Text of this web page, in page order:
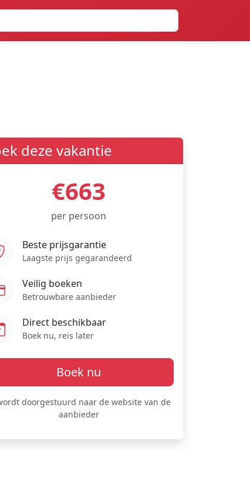
deze vakantie
€663
per persoon
Beste prijsgarantie
Laagste prijs gegarandeerd
Veilig boeken
Betrouwbare aanbieder
Direct beschikbaar
Boek nu, reis later
Boek nu
doorgestuurd naar de website van de
aanbieder